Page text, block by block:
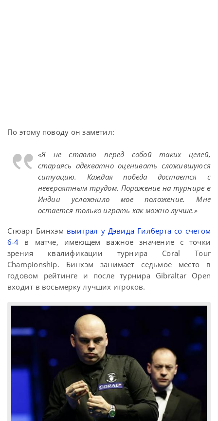
По этому поводу он заметил:
«Я не ставлю перед собой таких целей,
стараясь адекватно оценивать сложившуюся
ситуацию. Каждая победа достается с
невероятным трудом. Поражение на турнире в
Индии усложнило мое положение. Мне
остается только играть как можно лучше.»
Стюарт Бинхэм выиграл у Дэвида Гилберта со счетом
6-4 в матче, имеющем важное значение с точки
зрения квалификации турнира Coral Tour
Championship. Бинхэм занимает седьмое место в
годовом рейтинге и после турнира Gibraltar Open
входит в восьмерку лучших игроков.